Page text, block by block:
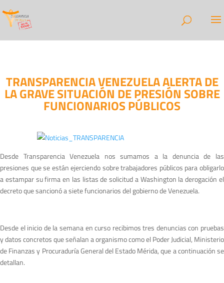
TRANSPARENCIA VENEZUELA ALERTA DE
LA GRAVE SITUACIÓN DE PRESIÓN SOBRE
FUNCIONARIOS PÚBLICOS
Desde Transparencia Venezuela nos sumamos a la denuncia de las
presiones que se están ejerciendo sobre trabajadores públicos para obligarlo
a estampar su firma en las listas de solicitud a Washington la derogación el
decreto que sancionó a siete funcionarios del gobierno de Venezuela.
Desde el inicio de la semana en curso recibimos tres denuncias con pruebas
y datos concretos que señalan a organismo como el Poder Judicial, Ministerio
de Finanzas y Procuraduría General del Estado Mérida, que a continuación se
detallan.